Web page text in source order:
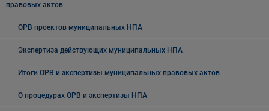
правовых актов
ОРВ проектов муниципальных НПА
Экспертиза действующих муниципальных НПА
Итоги ОРВ и экспертизы муниципальных правовых актов
О процедурах ОРВ и экспертизы НПА